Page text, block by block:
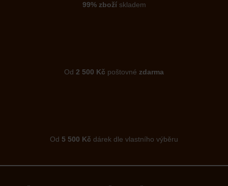
99% zbožískladem
Od 2 500 Kč poštovné zdarma
Od 5 500 Kč dárek dle vlastního výběru